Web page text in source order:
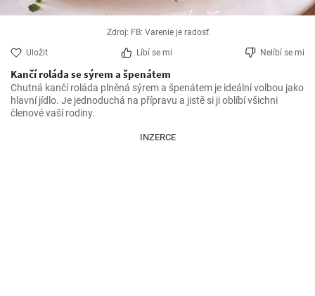
Zdroj: FB: Varenie je radosť
Uložit Líbí se mi Nelíbí se mi
Kančí roláda se sýrem a špenátem
Chutná kančí roláda plněná sýrem a špenátem je ideální volbou jako
hlavní jídlo. Je jednoduchá na přípravu a jistě si ji oblíbí všichni
členové vaší rodiny.
INZERCE